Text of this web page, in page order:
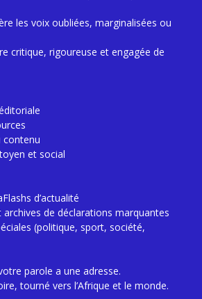
les voix oubliées, marginalisées ou
critique, rigoureuse et engagée de
contenu
et social
d’actualité
archives de déclarations marquantes
(politique, sport, société,
parole a une adresse.
tourné vers l’Afrique et le monde.